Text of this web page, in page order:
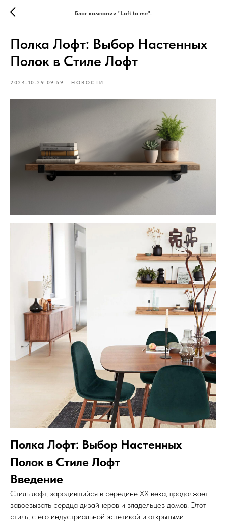
Блог компании "Loft to me".
Полка Лофт: Выбор Настенных
Полок в Стиле Лофт
2024-10-29 09:59 НОВОСТИ
Полка Лофт: Выбор Настенных
Полок в Стиле Лофт
Введение
Стиль лофт, зародившийся в середине XX века, продолжает
завоевывать сердца дизайнеров и владельцев домов. Этот
стиль, с его индустриальной эстетикой и открытыми